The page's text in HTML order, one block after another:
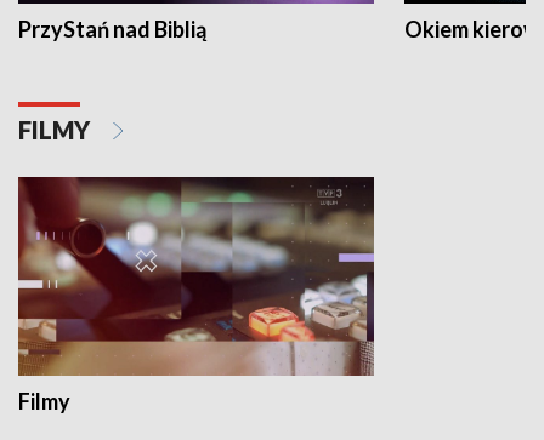
PrzyStań nad Biblią Okiem
FILMY
Filmy